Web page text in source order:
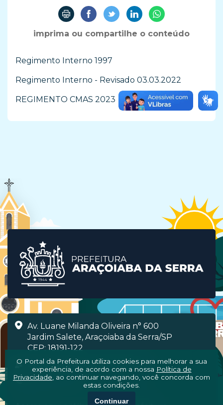
imprima ou compartilhe o conteúdo
Regimento Interno 1997
Regimento Interno - Revisado 03.03.2022
REGIMENTO CMAS 2023
Av. Luane Milanda Oliveira n° 600
Jardim Salete, Araçoiaba da Serra/SP
CEP: 18191-122
Segunda à Sexta, das 08h às 16h
(15) 3281-7000
O Portal da Prefeitura utiliza cookies para melhorar a sua
experiência, de acordo com a nossa Política de
Privacidade , ao continuar navegando, você concorda com
estas condições.
Continuar